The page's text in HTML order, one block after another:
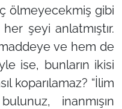
ölmeyecekmiş gibi
şeyi anlatmıştır.
ve hem de
ise, bunların ikisi
koparılamaz? “İlim
inanmışın